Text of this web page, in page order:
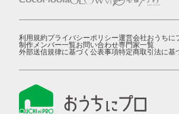
利用規約プライバシーポリシー運営会社おうちに
制作メンバー一覧お問い合わせ専門家一覧
外部送信規律に基づく公表事項特定商取引法に基